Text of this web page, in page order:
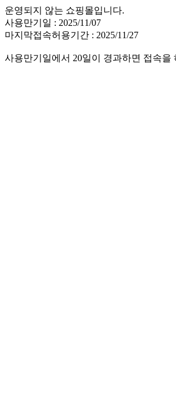
운영되지 않는 쇼핑몰입니다.
사용만기일 : 2025/11/07
마지막접속허용기간 : 2025/11/27
사용만기일에서 20일이 경과하면 접속을